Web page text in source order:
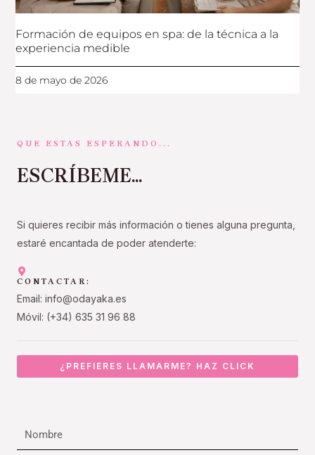
Formación de equipos en spa: de la técnica a la
experiencia medible
8 de mayo de 2026
QUE ESTAS ESPERANDO...
ESCRÍBEME...
Si quieres recibir más información o tienes alguna pregunta,
estaré encantada de poder atenderte:
CONTACTAR:
Email: info@odayaka.es
Móvil: (+34) 635 31 96 88
¿PREFIERES LLAMARME? HAZ CLICK
Nombre